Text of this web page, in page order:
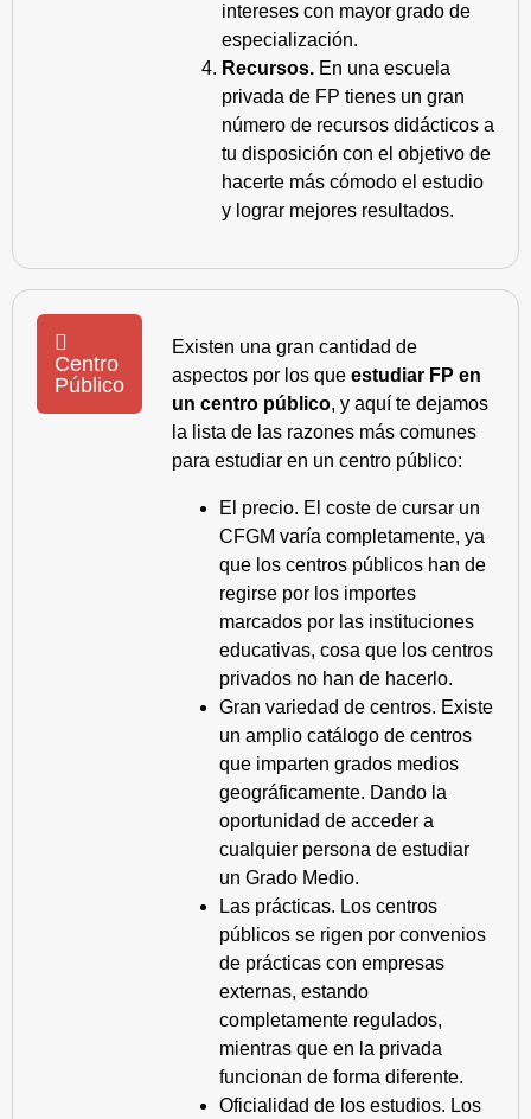
intereses con mayor grado de
especialización.
Recursos. En una escuela
privada de FP tienes un gran
número de recursos didácticos a
tu disposición con el objetivo de
hacerte más cómodo el estudio
y lograr mejores resultados.
Centro
Público
Existen una gran cantidad de
aspectos por los que estudiar FP en
un centro público, y aquí te dejamos
la lista de las razones más comunes
para estudiar en un centro público:
El precio. El coste de cursar un
CFGM varía completamente, ya
que los centros públicos han de
regirse por los importes
marcados por las instituciones
educativas, cosa que los centros
privados no han de hacerlo.
Gran variedad de centros. Existe
un amplio catálogo de centros
que imparten grados medios
geográficamente. Dando la
oportunidad de acceder a
cualquier persona de estudiar
un Grado Medio.
Las prácticas. Los centros
públicos se rigen por convenios
de prácticas con empresas
externas, estando
completamente regulados,
mientras que en la privada
funcionan de forma diferente.
Oficialidad de los estudios. Los